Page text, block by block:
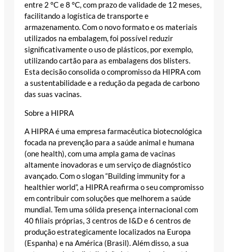
entre 2 °C e 8 °C, com prazo de validade de 12 meses,
facilitando a logística de transporte e
armazenamento. Com o novo formato e os materiais
utilizados na embalagem, foi possível reduzir
significativamente o uso de plásticos, por exemplo,
utilizando cartão para as embalagens dos blisters.
Esta decisão consolida o compromisso da HIPRA com
a sustentabilidade e a redução da pegada de carbono
das suas vacinas.
Sobre a HIPRA
A HIPRA é uma empresa farmacêutica biotecnológica
focada na prevenção para a saúde animal e humana
(one health), com uma ampla gama de vacinas
altamente inovadoras e um serviço de diagnóstico
avançado. Com o slogan “Building immunity for a
healthier world”, a HIPRA reafirma o seu compromisso
em contribuir com soluções que melhorem a saúde
mundial. Tem uma sólida presença internacional com
40 filiais próprias, 3 centros de I&D e 6 centros de
produção estrategicamente localizados na Europa
(Espanha) e na América (Brasil). Além disso, a sua